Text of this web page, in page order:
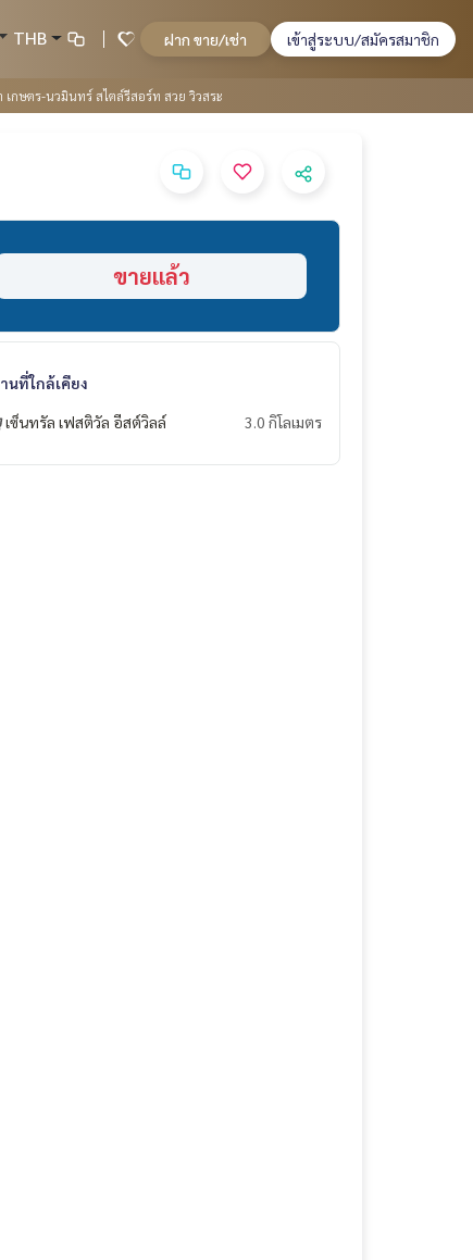
THB ฝาก ขาย/เช่า เข้าสู่ระบบ/สมัครสมาชิก
กษตร-นวมินทร์ สไตล์รีสอร์ท สวย วิวสระ
ขายแล้ว
นที่ใกล้เคียง
เซ็นทรัล เฟสติวัล อีสต์วิลล์
3.0 กิโลเมตร